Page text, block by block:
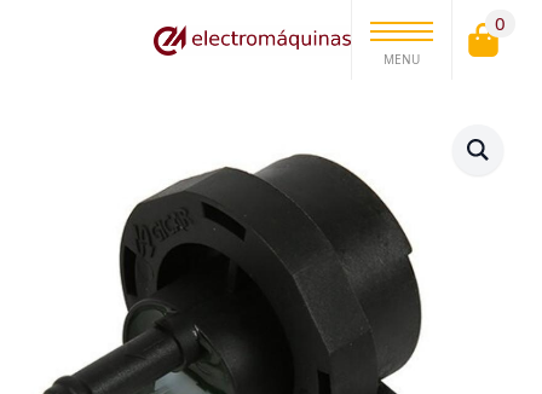
MENU
0